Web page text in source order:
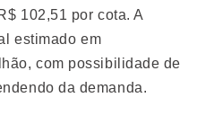
102,51 por cota. A
estimado em
com possibilidade de
da demanda.